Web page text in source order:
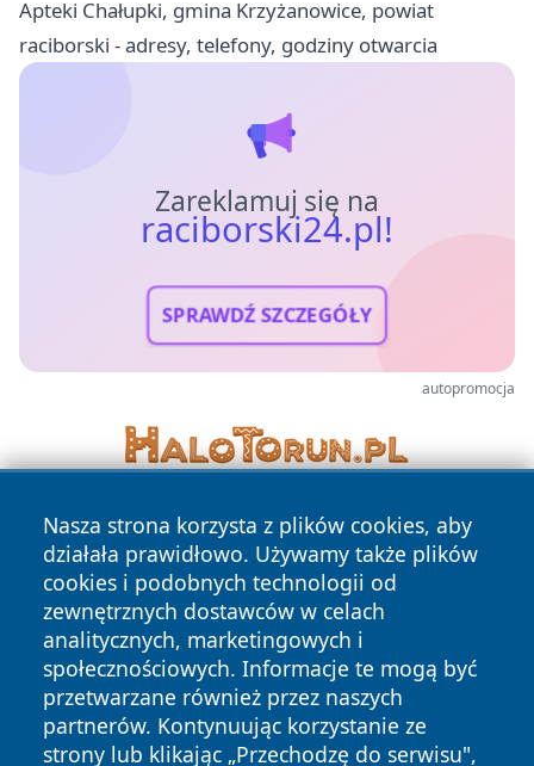
Apteki Chałupki, gmina Krzyżanowice, powiat
raciborski - adresy, telefony, godziny otwarcia
Zareklamuj się na
raciborski24.pl!
SPRAWDŹ SZCZEGÓŁY
autopromocja
Nasza strona korzysta z plików cookies, aby
działała prawidłowo. Używamy także plików
cookies i podobnych technologii od
zewnętrznych dostawców w celach
analitycznych, marketingowych i
społecznościowych. Informacje te mogą być
przetwarzane również przez naszych
partnerów. Kontynuując korzystanie ze
strony lub klikając „Przechodzę do serwisu",
Copyright © 2026 raciborski24.pl Wszystkie prawa
zastrzeżone.